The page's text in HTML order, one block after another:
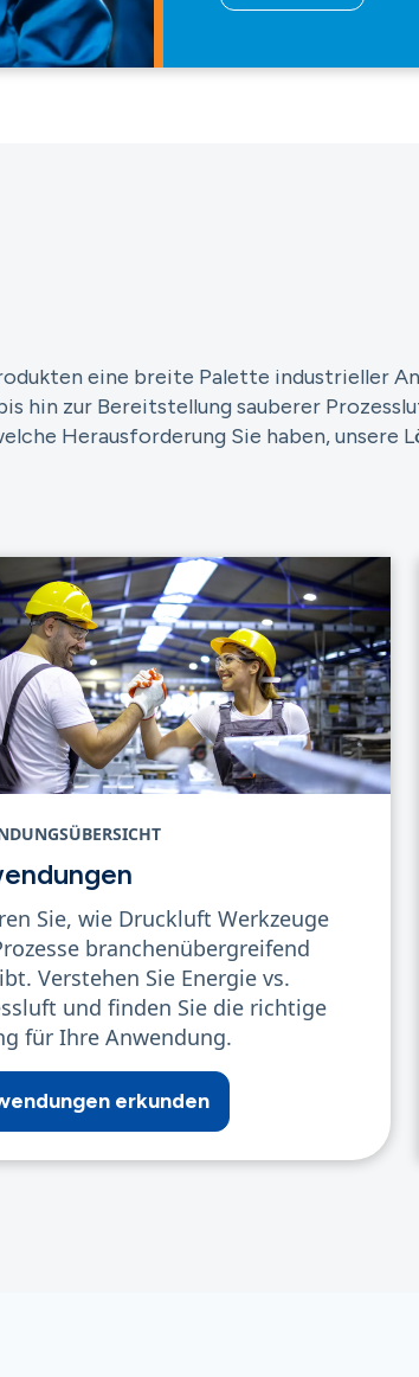
eine breite Palette industrieller
hin zur Bereitstellung sauberer
Herausforderung Sie haben, unsere
Sie, wie Druckluft Werkzeuge
branchenübergreifend
Verstehen Sie Energie vs.
und finden Sie die richtige
für Ihre Anwendung.
erkunden